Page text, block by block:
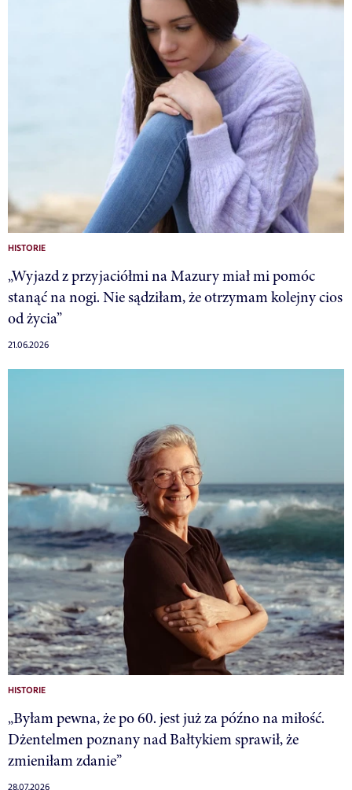
HISTORIE
„Wyjazd z przyjaciółmi na Mazury miał mi pomóc
stanąć na nogi. Nie sądziłam, że otrzymam kolejny cios
od życia”
21.06.2026
HISTORIE
„Byłam pewna, że po 60. jest już za późno na miłość.
Dżentelmen poznany nad Bałtykiem sprawił, że
zmieniłam zdanie”
28.07.2026